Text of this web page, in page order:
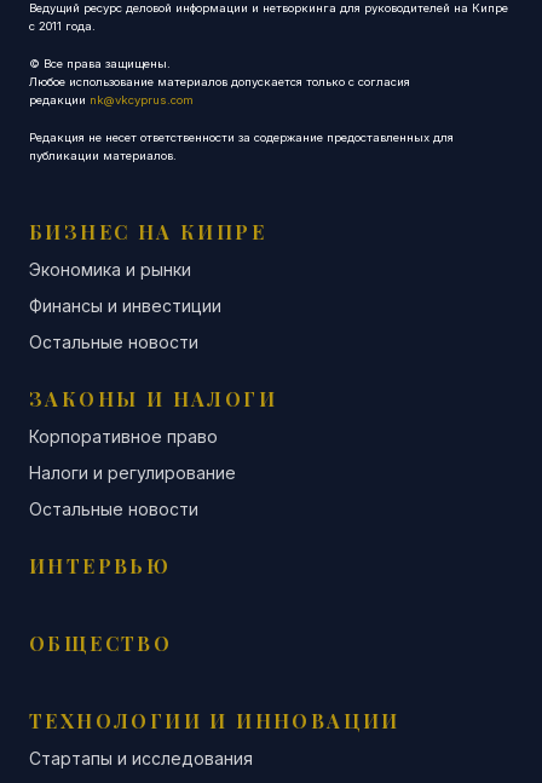
Ведущий ресурс деловой информации и нетворкинга для руководителей на Кипре
с 2011 года.
© Все права защищены.
Любое использование материалов допускается только с согласия
редакции nk@vkcyprus.com
Редакция не несет ответственности за содержание предоставленных для
публикации материалов.
БИЗНЕС НА КИПРЕ
Экономика и рынки
Финансы и инвестиции
Остальные новости
ЗАКОНЫ И НАЛОГИ
Корпоративное право
Налоги и регулирование
Остальные новости
ИНТЕРВЬЮ
ОБЩЕСТВО
ТЕХНОЛОГИИ И ИННОВАЦИИ
Стартапы и исследования